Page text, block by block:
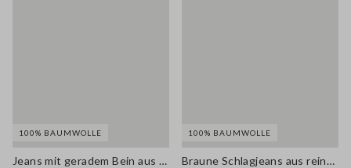
100% BAUMWOLLE
Jeans mit geradem Bein aus reinem blauen Denim-Baumwolle
100% BAUMWOLLE
Braune Schlagjeans aus reinem Denim-Baumwolle mit regulärer Passform und weitem Bein